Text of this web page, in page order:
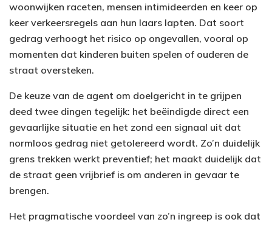
woonwijken raceten, mensen intimideerden en keer op
keer verkeersregels aan hun laars lapten. Dat soort
gedrag verhoogt het risico op ongevallen, vooral op
momenten dat kinderen buiten spelen of ouderen de
straat oversteken.
De keuze van de agent om doelgericht in te grijpen
deed twee dingen tegelijk: het beëindigde direct een
gevaarlijke situatie en het zond een signaal uit dat
normloos gedrag niet getolereerd wordt. Zo’n duidelijk
grens trekken werkt preventief; het maakt duidelijk dat
de straat geen vrijbrief is om anderen in gevaar te
brengen.
Het pragmatische voordeel van zo’n ingreep is ook dat